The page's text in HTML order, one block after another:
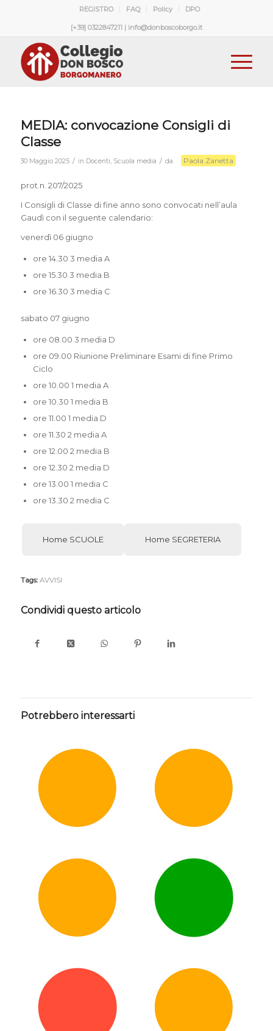
REGISTRO FAQ Policy DPO
[+39] 0322847211 | info@donboscoborgo.it
MEDIA: convocazione Consigli di
Classe
30 Maggio 2025 / in Docenti, Scuola media / da Paola Zanetta
prot.n. 207/2025
I Consigli di Classe di fine anno sono convocati nell’aula
Gaudì con il seguente calendario:
venerdì 06 giugno
ore 14.30 3 media A
ore 15.30 3 media B
ore 16.30 3 media C
sabato 07 giugno
ore 08.00 3 media D
ore 09.00 Riunione Preliminare Esami di fine Primo
Ciclo
ore 10.00 1 media A
ore 10.30 1 media B
ore 11.00 1 media D
ore 11.30 2 media A
ore 12.00 2 media B
ore 12.30 2 media D
ore 13.00 1 media C
ore 13.30 2 media C
Home SCUOLE Home SEGRETERIA
Tags: AVVISI
Condividi questo articolo
Potrebbero interessarti